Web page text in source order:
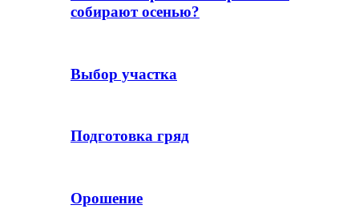
собирают осенью?
Выбор участка
Подготовка гряд
Орошение